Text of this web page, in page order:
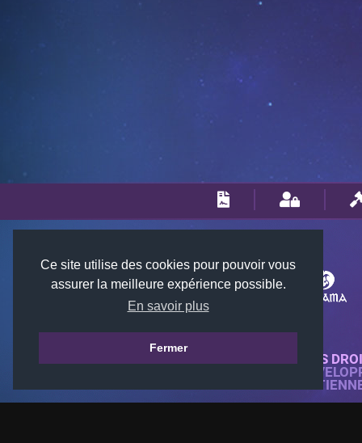
Ce site utilise des cookies pour pouvoir vous
assurer la meilleure expérience possible.
En savoir plus
Fermer
© 2018-2026 KTARENA. TOUS
SITE WEB ENTIÈREMENT
TOUTES LES IMAGES